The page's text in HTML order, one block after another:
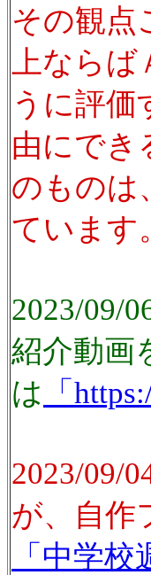
その観点
上ならば
うに評価
由にでき
のものは
ています
2023/09/
紹介動画
は 「
2023/09/
が、自作
「中学